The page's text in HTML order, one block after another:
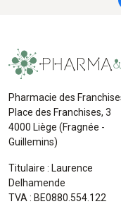
Pharmacie des
Place des Franchises, 3
4000 Liège (Fragnée -
Guillemins)
Titulaire : Laurence
Delhamende
TVA : BE0880.554.122